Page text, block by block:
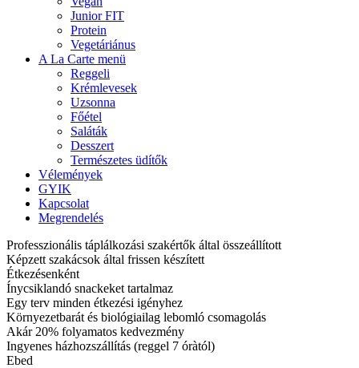
Junior FIT
Protein
Vegetáriánus
A La Carte menü
Reggeli
Krémlevesek
Uzsonna
Főétel
Saláták
Desszert
Természetes üdítők
Vélemények
GYIK
Kapcsolat
Megrendelés
Professzionális táplálkozási szakértők által összeállított
Képzett szakácsok által frissen készített
Étkezésenként
Ínycsiklandó snackeket tartalmaz
Egy terv minden étkezési igényhez
Környezetbarát és biológiailag lebomló csomagolás
Akár 20% folyamatos kedvezmény
Ingyenes házhozszállítás (reggel 7 óràtól)
Ebed